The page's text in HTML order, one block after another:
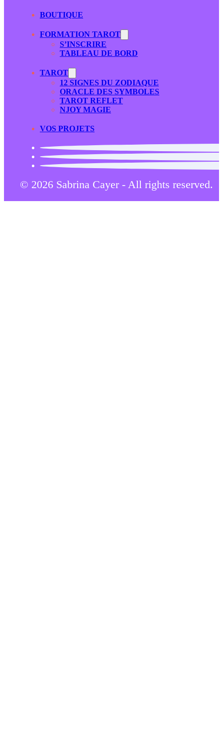
BOUTIQUE
FORMATION TAROT
S’INSCRIRE
TABLEAU DE BORD
TAROT
12 SIGNES DU ZODIAQUE
ORACLE DES SYMBOLES
TAROT REFLET
NJOY MAGIE
VOS PROJETS
© 2026 Sabrina Cayer - All rights reserved.